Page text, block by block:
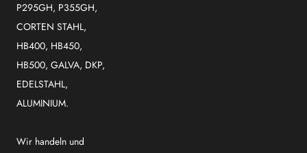
P295GH, P355GH,
CORTEN STAHL,
HB400, HB450,
HB500, GALVA, DKP,
EDELSTAHL,
ALUMINIUM.
Wir handeln und